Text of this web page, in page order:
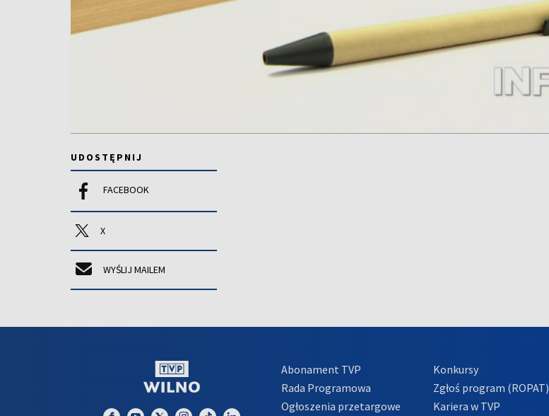
UDOSTĘPNIJ
FACEBOOK
X
WYŚLIJ MAILEM
Abonament TVP
Rada Programowa
Ogłoszenia przetargowe
Konkursy
Zgłoś program (ROPAT)
Kariera w TVP